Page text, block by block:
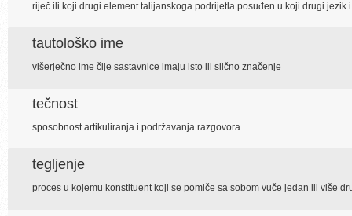
riječ ili koji drugi element talijanskoga podrijetla posuđen u koji drugi jezik
tautološko ime
višerječno ime čije sastavnice imaju isto ili slično značenje
tečnost
sposobnost artikuliranja i podržavanja razgovora
tegljenje
proces u kojemu konstituent koji se pomiče sa sobom vuče jedan ili više